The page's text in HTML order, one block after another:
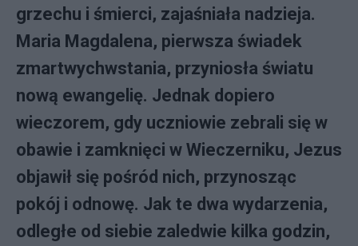
grzechu i śmierci, zajaśniała nadzieja.
Maria Magdalena, pierwsza świadek
zmartwychwstania, przyniosła światu
nową ewangelię. Jednak dopiero
wieczorem, gdy uczniowie zebrali się w
obawie i zamknięci w Wieczerniku, Jezus
objawił się pośród nich, przynosząc
pokój i odnowę. Jak te dwa wydarzenia,
odległe od siebie zaledwie kilka godzin,